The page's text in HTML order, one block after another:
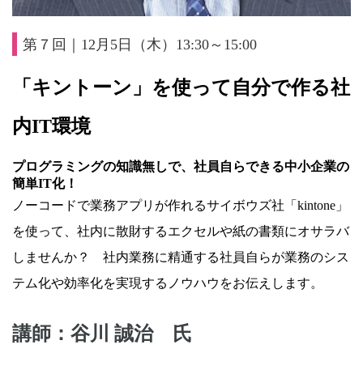
第７回｜12月5日（木）13:30～15:00
「キントーン」を使って自分で作る社
内IT環境
プログラミングの知識無しで、社員自らできる中小企業の
簡単IT化！
ノーコードで業務アプリが作れるサイボウズ社「kintone」
を使って、社内に散財するエクセルや紙の書類にオサラバ
しませんか？ 社内業務に精通する社員自らが業務のシス
テム化や効率化を実現するノウハウをお伝えします。
講師：谷川 誠治 氏